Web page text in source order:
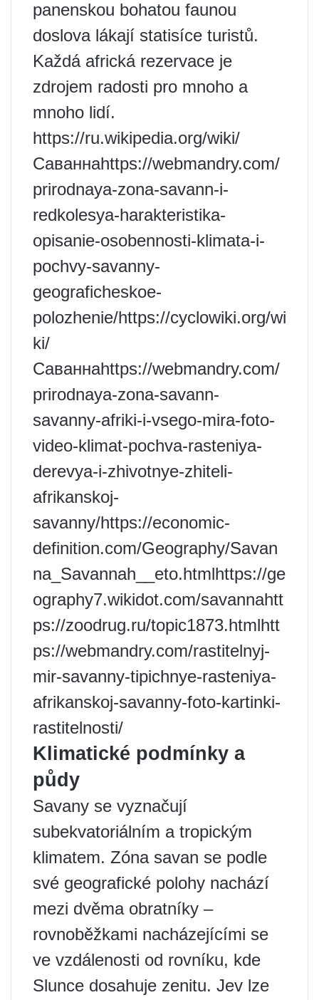
panenskou bohatou faunou
doslova lákají statisíce turistů.
Každá africká rezervace je
zdrojem radosti pro mnoho a
mnoho lidí.
https://ru.wikipedia.org/wiki/
Саваннаhttps://webmandry.com/
prirodnaya-zona-savann-i-
redkolesya-harakteristika-
opisanie-osobennosti-klimata-i-
pochvy-savanny-
geograficheskoe-
polozhenie/https://cyclowiki.org/wi
ki/
Саваннаhttps://webmandry.com/
prirodnaya-zona-savann-
savanny-afriki-i-vsego-mira-foto-
video-klimat-pochva-rasteniya-
derevya-i-zhivotnye-zhiteli-
afrikanskoj-
savanny/https://economic-
definition.com/Geography/Savan
na_Savannah__eto.htmlhttps://ge
ography7.wikidot.com/savannahtt
ps://zoodrug.ru/topic1873.htmlhtt
ps://webmandry.com/rastitelnyj-
mir-savanny-tipichnye-rasteniya-
afrikanskoj-savanny-foto-kartinki-
rastitelnosti/
Klimatické podmínky a
půdy
Savany se vyznačují
subekvatoriálním a tropickým
klimatem. Zóna savan se podle
své geografické polohy nachází
mezi dvěma obratníky –
rovnoběžkami nacházejícími se
ve vzdálenosti od rovníku, kde
Slunce dosahuje zenitu. Jev lze